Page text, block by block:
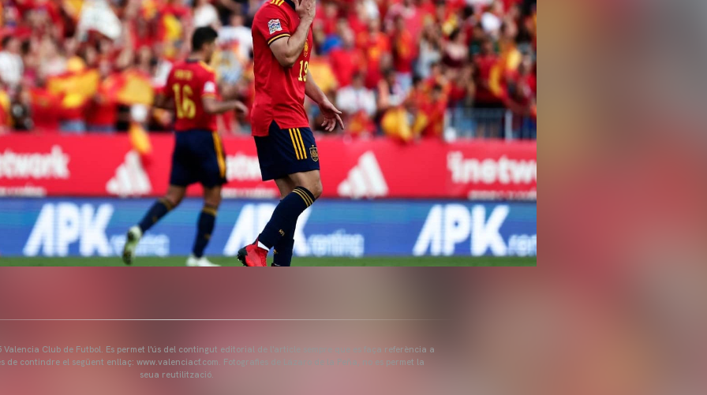
Valencia Club de Futbol. Es permet l'ús del contingut editorial de l'article sempre que es faça referència a
de contindre el següent enllaç: www.valenciacf.com. Fotografies de Lázaro de la Peña, no es permet la
seua reutilització.